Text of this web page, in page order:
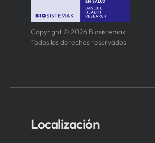
Copyright © 2026 Biosistemak
Todos los derechos reservados
Localización